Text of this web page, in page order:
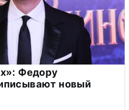
Федору
новый